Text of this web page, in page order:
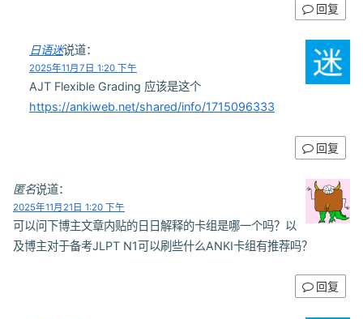
回复
日语迷说道：
2025年11月7日 1:20 下午
AJT Flexible Grading 应该是这个
https://ankiweb.net/shared/info/1715096333
回复
匿名说道：
2025年11月21日 1:20 下午
可以问下博主文章内贴的日日解释的卡组是哪一个吗？以
及博主对于备考JLPT N1可以刷些什么ANKI卡组有推荐吗？
回复